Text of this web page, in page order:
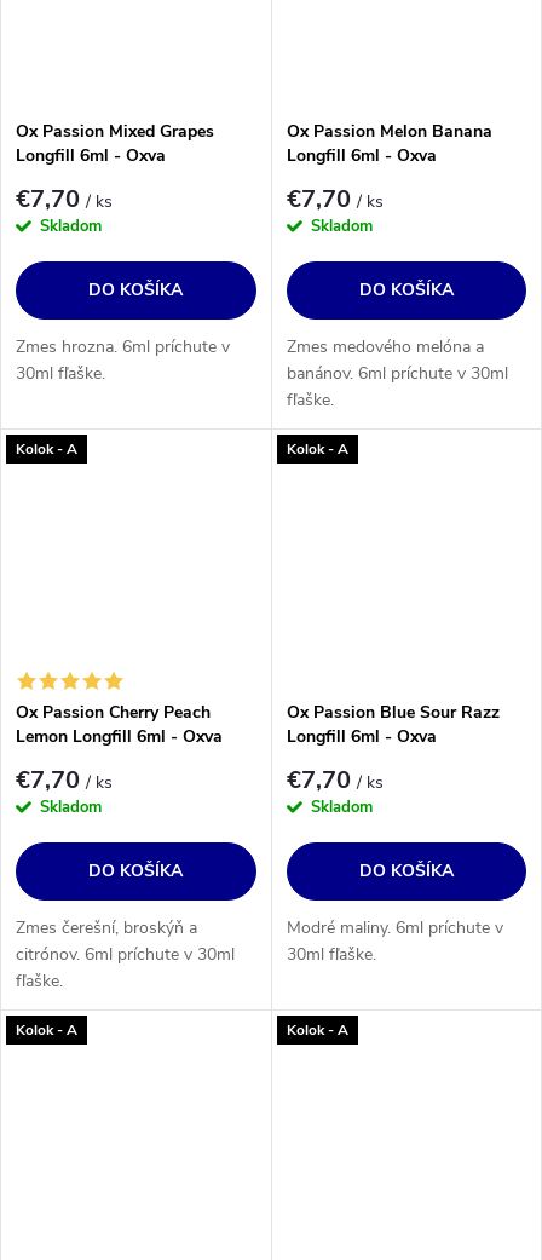
Ox Passion Mixed Grapes
Longfill 6ml - Oxva
€7,70/ ks
Skladom
DO KOŠÍKA
Zmes hrozna. 6ml príchute v
30ml fľaške.
Ox Passion Melon Banana
Longfill 6ml - Oxva
€7,70/ ks
Skladom
DO KOŠÍKA
Zmes medového melóna a
banánov. 6ml príchute v 30ml
fľaške.
Kolok - A
Ox Passion Cherry Peach
Lemon Longfill 6ml - Oxva
€7,70/ ks
Skladom
DO KOŠÍKA
Zmes čerešní, broskýň a
citrónov. 6ml príchute v 30ml
fľaške.
Kolok - A
Ox Passion Blue Sour Razz
Longfill 6ml - Oxva
€7,70/ ks
Skladom
DO KOŠÍKA
Modré maliny. 6ml príchute v
30ml fľaške.
Kolok - A Kolok - A